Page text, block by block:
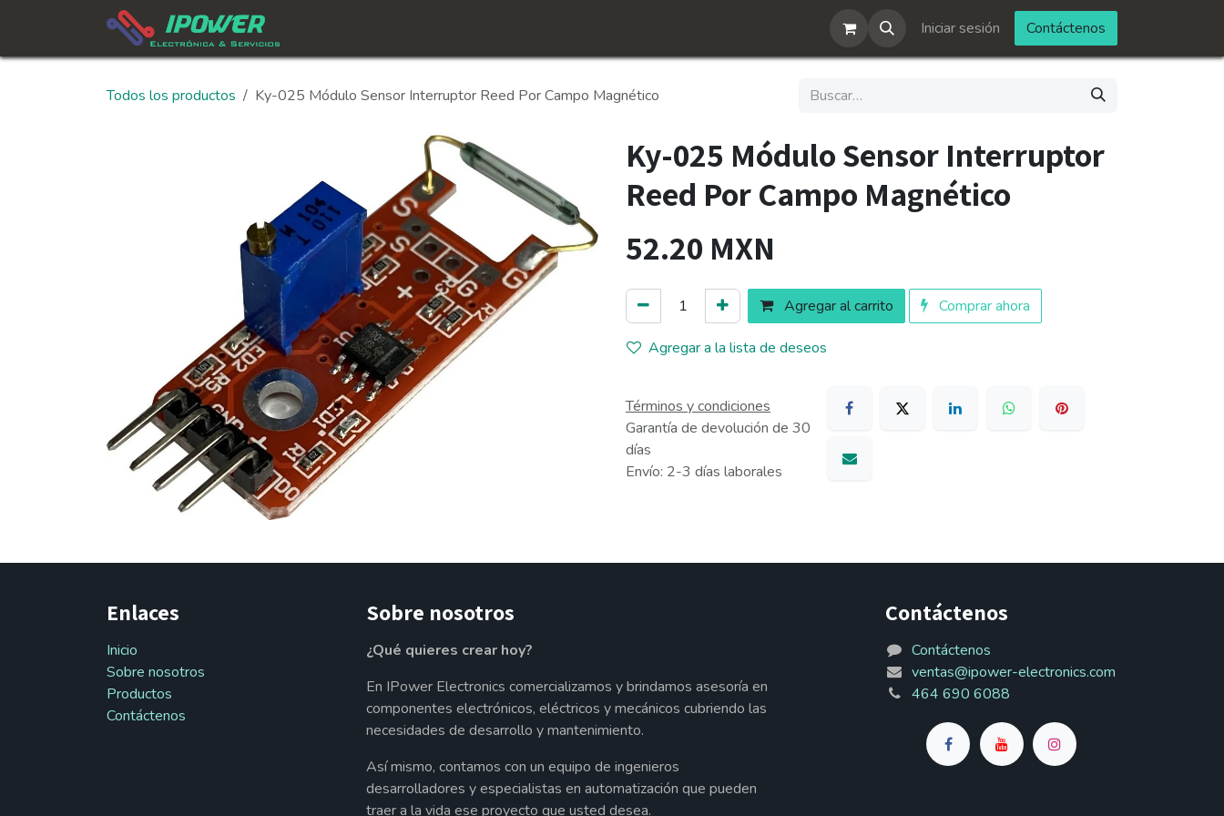
Iniciar sesión Contáctenos
Todos los productos Ky-025 Módulo Sensor Interruptor Reed Por Campo Magnético
Ky-025 Módulo Sensor Interruptor
Reed Por Campo Magnético
52.20 MXN
Agregar al carrito Comprar ahora
Agregar a la lista de deseos
Términos y condiciones
Garantía de devolución de 30
días
Envío: 2-3 días laborales
Enlaces
Inicio
Sobre nosotros
Productos
Contáctenos
Sobre nosotros
¿Qué quieres crear hoy?
En IPower Electronics comercializamos y brindamos asesoría en
componentes electrónicos, eléctricos y mecánicos cubriendo las
necesidades de desarrollo y mantenimiento.
Así mismo, contamos con un equipo de ingenieros
desarrolladores y especialistas en automatización que pueden
traer a la vida ese proyecto que usted desea.
Contáctenos
Contáctenos
ventas@ipower-electronics.com
464 690 6088